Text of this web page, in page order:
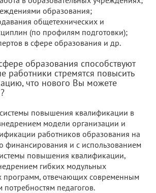
образования;
общетехнических и
(по профилям подготовки);
в сфере образования и др.
образования способствуют
работники стремятся повысить
что нового Вы можете
повышения квалификации в
модели организации и
работников образования на
финансирования и с использованием
повышения квалификации,
гибких модульных
программ, отвечающих современным
потребностям педагогов.